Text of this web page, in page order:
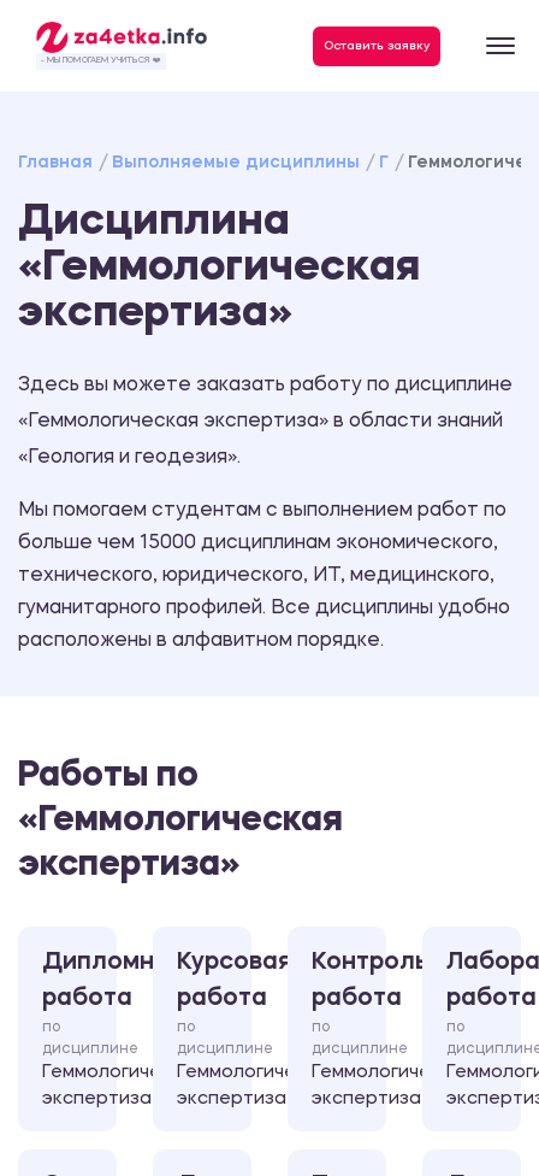
- МЫ ПОМОГАЕМ УЧИТЬСЯ ❤️
Оставить заявку
Главная Выполняемые дисциплины Г
Дисциплина
«Геммологическая
экспертиза»
Здесь вы можете заказать работу по дисциплине
«Геммологическая экспертиза» в области знаний
«Геология и геодезия».
Мы помогаем студентам с выполнением работ по
больше чем 15000 дисциплинам экономического,
технического, юридического, ИТ, медицинского,
гуманитарного профилей. Все дисциплины удобно
расположены в алфавитном порядке.
Работы по
«Геммологическая
экспертиза»
Дипломная
работа
по
дисциплине
Геммологическая
экспертиза
Курсовая
работа
по
дисциплине
Геммологическая
экспертиза
Контрольная
работа
по
дисциплине
Геммологическая
экспертиза
работа
по